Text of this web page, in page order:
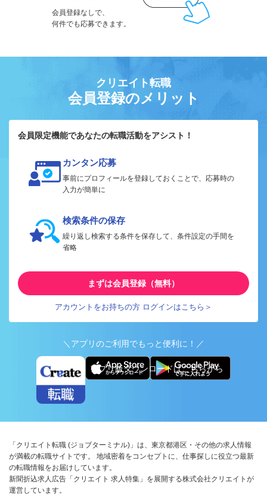
会員登録なしで、
何件でも応募できます。
クリエイト転職
会員登録のメリット
会員限定機能であなたの転職活動をアシスト！
カンタン応募
事前にプロフィールを登録しておくことで、応募時の
入力が簡単に
検索条件の保存
繰り返し検索する条件を保存して、条件設定の手間を
省略
まずは会員登録（無料）
アカウントをお持ちの方 ログインはこちら＞
＼アプリのご利用でもっと便利に！／
アプリ版ダウンロードはこちらから
「クリエイト転職 (ジョブターミナル)」は、東京都港区・その他の求人情報
が満載の転職サイトです。 地域密着をコンセプトに、仕事探しに役立つ最新
の転職情報をお届けしています。
新聞折込求人広告「クリエイト 求人特集」を展開する株式会社クリエイトが
運営しています。